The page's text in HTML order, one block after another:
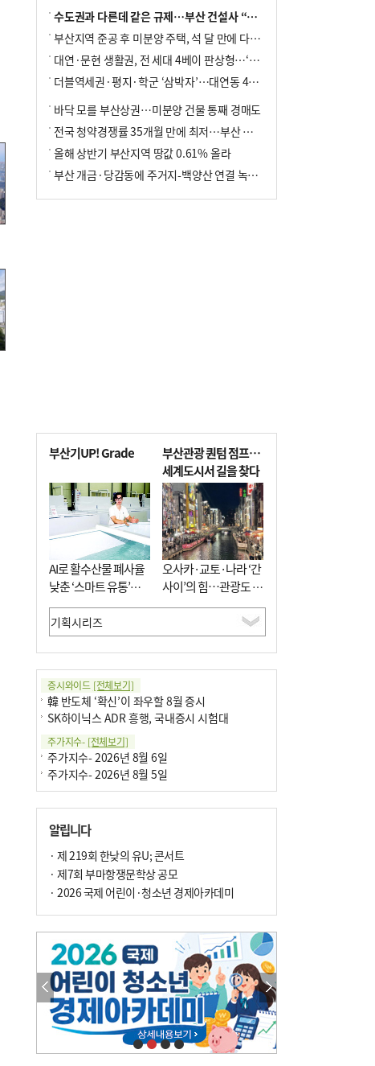
수도권과 다른데 같은 규제…부산 건설사 “쓰러지기 직전”
부산지역 준공 후 미분양 주택, 석 달 만에 다시 3000가구 넘어서
대연·문현 생활권, 전 세대 4베이 판상형…‘더샵 트리센트’ 내달 분양
더블역세권·평지·학군 ‘삼박자’…대연동 42층 브랜드 단지
바닥 모를 부산상권…미분양 건물 통째 경매도
전국 청약경쟁률 35개월 만에 최저…부산 미분양 ‘적체’ 심화
올해 상반기 부산지역 땅값 0.61% 올라
부산 개금·당감동에 주거지-백양산 연결 녹지 조성
부산기UP! Grade
AI로 활수산물 폐사율
낮춘 ‘스마트 유통’…
사막·산악지대 수출
도전
부산관광 퀀텀 점프…
세계도시서 길을 찾다
오사카·교토·나라 ‘간
사이’의 힘…관광도 뭉
쳐야 흥한다
증시와이드 [전체보기]
韓 반도체 ‘확신’이 좌우할 8월 증시
SK하이닉스 ADR 흥행, 국내증시 시험대
주가지수- [전체보기]
주가지수- 2026년 8월 6일
주가지수- 2026년 8월 5일
알립니다
· 제 219회 한낮의 유U; 콘서트
· 제7회 부마항쟁문학상 공모
· 2026 국제 어린이·청소년 경제아카데미